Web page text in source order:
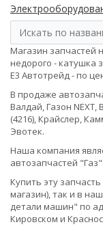
Магазин запчастей
недорого - катушка
Е3 Автотрейд - по
В продаже
Валдай, Газон NEXT,
(4216), Крайслер,
Эвотек.
Наша компания
автозапчастей
Купить эту
магазин), так и в
детали машин" по
Кировском и